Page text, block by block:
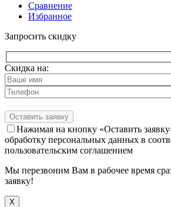
Сравнение
Избранное
Запросить скидку
Скидка на:
Нажимая на кнопку «Оставить
обработку персональных данных в
пользовательским соглашением
Мы перезвоним Вам в рабочее время
заявку!
X